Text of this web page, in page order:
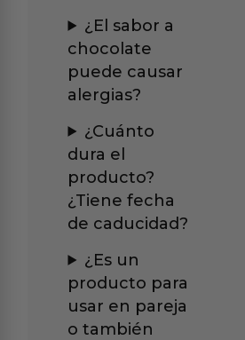
¿El sabor a
chocolate
puede causar
alergias?
¿Cuánto
dura el
producto?
¿Tiene fecha
de caducidad?
¿Es un
producto para
usar en pareja
o también